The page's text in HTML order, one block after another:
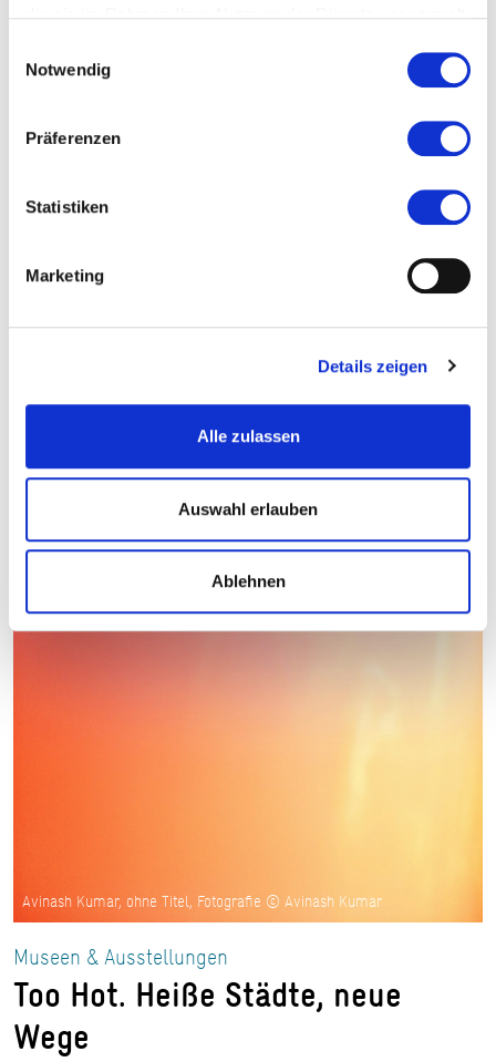
Notwendig
Präferenzen
Statistiken
Marketing
Details zeigen
Alle zulassen
Auswahl erlauben
Ablehnen
VERANSTALTUNGEN IN
DEUTSCHES
ARCHITEKTURMUSEUM
Avinash Kumar, ohne Titel, Fotografie © Avinash Kumar
Museen & Ausstellungen
Too Hot. Heiße Städte, neue
Wege